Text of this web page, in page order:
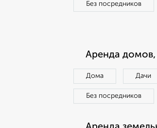
Без посредников
Аренда домов,
Дома Дачи
Без посредников